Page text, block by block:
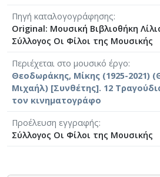
Πηγή καταλογογράφησης
Original: Μουσική Βιβλιοθήκη
Σύλλογος Οι Φίλοι της Μουσικής
Περιέχεται στο μουσικό έργο
Θεοδωράκης, Μίκης (1925-2021)
Μιχαήλ) [Συνθέτης]. 12
τον κινηματογράφο
Προέλευση εγγραφής
Σύλλογος Οι Φίλοι της Μουσικής